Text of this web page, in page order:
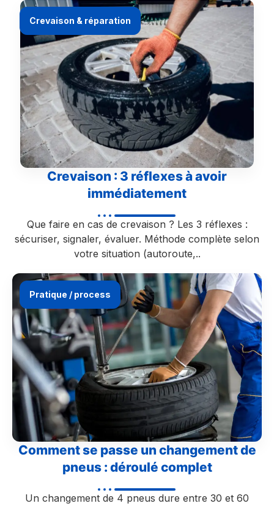
Crevaison & réparation
Crevaison : 3 réflexes à avoir
immédiatement
Que faire en cas de crevaison ? Les 3 réflexes :
sécuriser, signaler, évaluer. Méthode complète selon
votre situation (autoroute,..
Pratique / process
Comment se passe un changement de
pneus : déroulé complet
Un changement de 4 pneus dure entre 30 et 60